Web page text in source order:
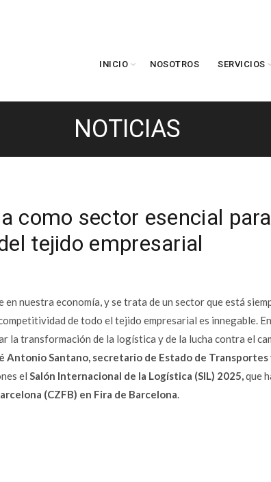
INICIO NOSOTROS SERVICIOS
NOTICIAS
como sector esencial para
tejido empresarial
nuestra economía, y se trata de un sector que está
de todo el tejido empresarial es innegable.
la transformación de la logística y de la lucha contra el
Antonio Santano, secretario de Estado de Transportes
el Salón Internacional de la Logística (SIL) 2025,que
(CZFB) en Fira de Barcelona.